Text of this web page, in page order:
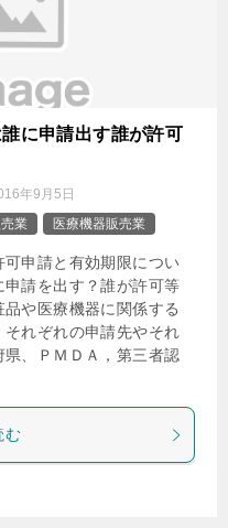
に申請出す誰が許可
年9月5日
業 医療機器販売業
申請と有効期限につい
請を出す？誰が許可等
や医療機器に関係する
れぞれの申請先やそれ
、ＰＭＤＡ，第三者認
む